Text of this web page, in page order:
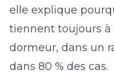
elle explique
tiennent toujours
dormeur, dans un
dans 80 % des cas.